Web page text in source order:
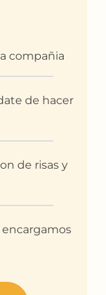
compañia
de hacer
de risas y
encargamos